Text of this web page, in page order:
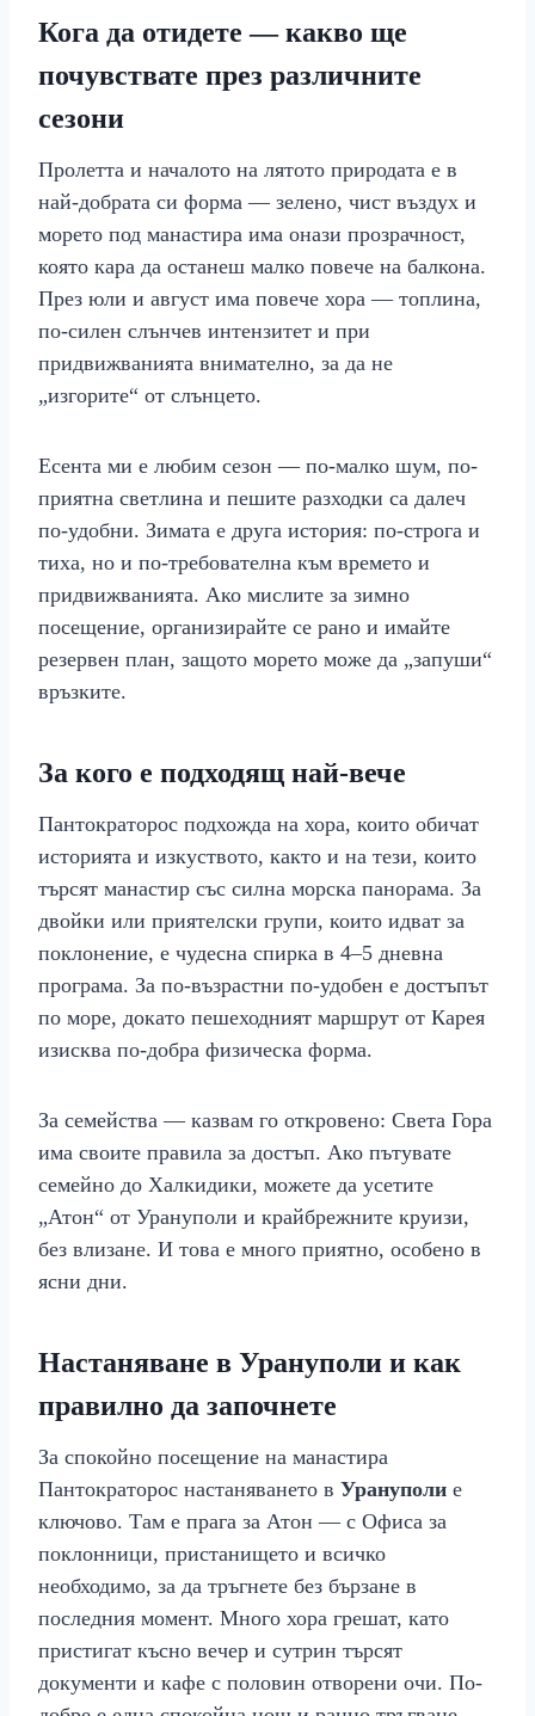
Кога да отидете — какво ще
почувствате през различните
сезони
Пролетта и началото на лятото природата е в
най-добрата си форма — зелено, чист въздух и
морето под манастира има онази прозрачност,
която кара да останеш малко повече на балкона.
През юли и август има повече хора — топлина,
по-силен слънчев интензитет и при
придвижванията внимателно, за да не
„изгорите“ от слънцето.
Есента ми е любим сезон — по-малко шум, по-
приятна светлина и пешите разходки са далеч
по-удобни. Зимата е друга история: по-строга и
тиха, но и по-требователна към времето и
придвижванията. Ако мислите за зимно
посещение, организирайте се рано и имайте
резервен план, защото морето може да „запуши“
връзките.
За кого е подходящ най-вече
Пантократорос подхожда на хора, които обичат
историята и изкуството, както и на тези, които
търсят манастир със силна морска панорама. За
двойки или приятелски групи, които идват за
поклонение, е чудесна спирка в 4–5 дневна
програма. За по-възрастни по‑удобен е достъпът
по море, докато пешеходният маршрут от Карея
изисква по-добра физическа форма.
За семейства — казвам го откровено: Света Гора
има своите правила за достъп. Ако пътувате
семейно до Халкидики, можете да усетите
„Атон“ от Урануполи и крайбрежните круизи,
без влизане. И това е много приятно, особено в
ясни дни.
Настаняване в Урануполи и как
правилно да започнете
За спокойно посещение на манастира
Пантократорос настаняването в Урануполи е
ключово. Там е прага за Атон — с Офиса за
поклонници, пристанището и всичко
необходимо, за да тръгнете без бързане в
последния момент. Много хора грешат, като
пристигат късно вечер и сутрин търсят
документи и кафе с половин отворени очи. По-